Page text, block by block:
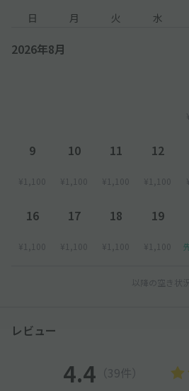
伝えください。
２.係員の指示に従って入庫してくださ
【出庫方法】
１.駐車場に帰着後「出庫する」こと
地での精算は不要です。
───────
●本駐車場が提携している施設の割引
一度出庫されますと再入庫はできま
日 月 火 水
2026年8月
9
¥1,100
10
¥1,100
11
¥1,100
12
¥1,100
16
¥1,100
17
¥1,100
18
¥1,100
19
¥1,100
以降の空き状
レビュー
4.4 （39件）